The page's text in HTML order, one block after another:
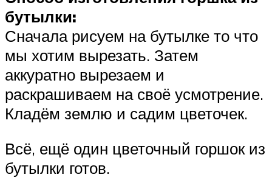
бутылки:
Сначала рисуем на бутылке то что
мы хотим вырезать. Затем
аккуратно вырезаем и
раскрашиваем на своё усмотрение.
Кладём землю и садим цветочек.
Всё, ещё один цветочный горшок из
бутылки готов.